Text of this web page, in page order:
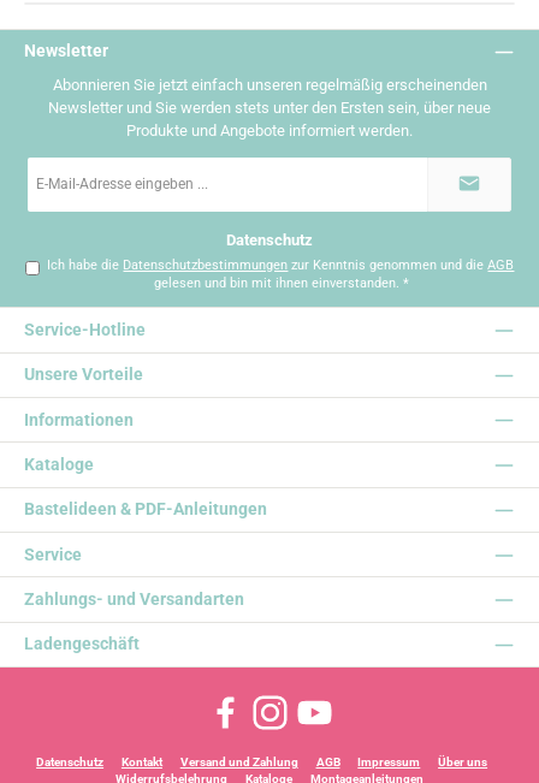
Newsletter
Abonnieren Sie jetzt einfach unseren regelmäßig erscheinenden
Newsletter und Sie werden stets unter den Ersten sein, über neue
Produkte und Angebote informiert werden.
Mail-
Datenschutz
Ich habe die Datenschutzbestimmungen zur Kenntnis genommen und dieAGB
gelesen und bin mit ihnen einverstanden. *
Service-Hotline
Informationen
Kataloge
Bastelideen & PDF-Anleitungen
Service
Zahlungs- und Versandarten
Ladengeschäft
Unsere Vorteile
FacebookInstagramYouTube
Datenschutz Kontakt Versand und Zahlung AGB Impressum
Über uns
Widerrufsbelehrung
Kataloge Montageanleitungen